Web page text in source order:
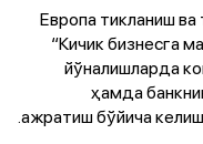
Европа тикланиш
“Кичик бизнесга
йўналишларда
ҳамда
ажратиш бўйича